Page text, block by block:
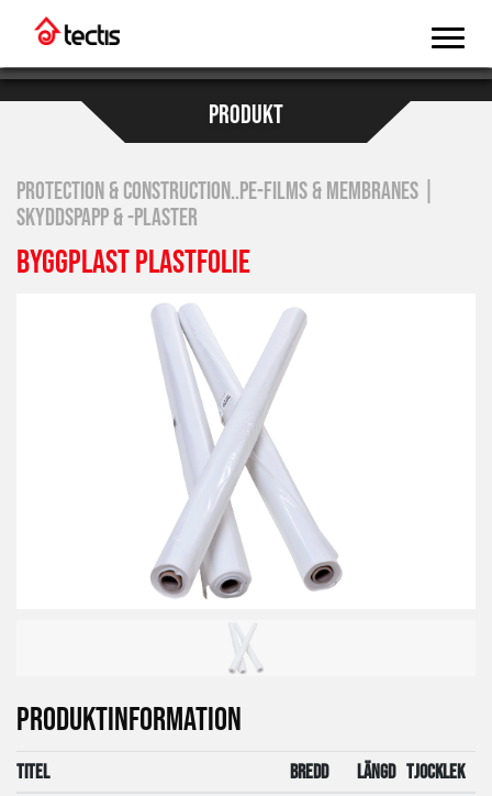
PRODUKT
PROTECTION & CONSTRUCTION..PE-FILMS & MEMBRANES |
SKYDDSPAPP & -PLASTER
BYGGPLAST PLASTFOLIE
PRODUKTINFORMATION
Titel Bredd Längd Tjocklek